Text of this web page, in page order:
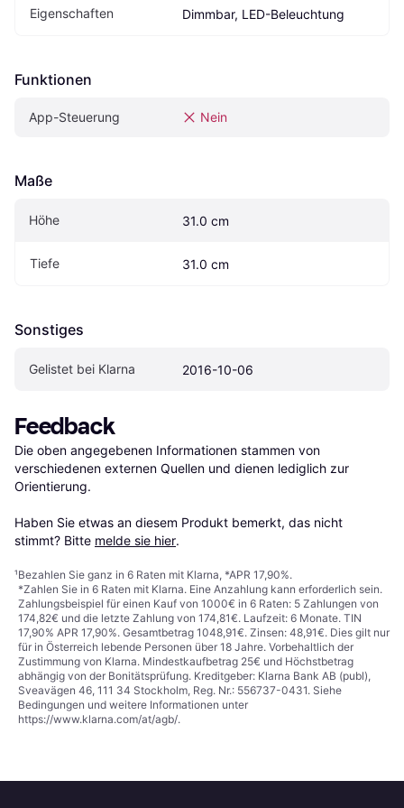
Eigenschaften Dimmbar, LED-Beleuchtung
Funktionen
App-Steuerung Nein
Maße
Höhe 31.0 cm
Tiefe 31.0 cm
Sonstiges
Gelistet bei Klarna 2016-10-06
Feedback
Die oben angegebenen Informationen stammen von
verschiedenen externen Quellen und dienen lediglich zur
Orientierung.
Haben Sie etwas an diesem Produkt bemerkt, das nicht
stimmt? Bitte melde sie hier.
¹Bezahlen Sie ganz in 6 Raten mit Klarna, *APR 17,90%.
*Zahlen Sie in 6 Raten mit Klarna. Eine Anzahlung kann erforderlich sein.
Zahlungsbeispiel für einen Kauf von 1000€ in 6 Raten: 5 Zahlungen von
174,82€ und die letzte Zahlung von 174,81€. Laufzeit: 6 Monate. TIN
17,90% APR 17,90%. Gesamtbetrag 1048,91€. Zinsen: 48,91€. Dies gilt nur
für in Österreich lebende Personen über 18 Jahre. Vorbehaltlich der
Zustimmung von Klarna. Mindestkaufbetrag 25€ und Höchstbetrag
abhängig von der Bonitätsprüfung. Kreditgeber: Klarna Bank AB (publ),
Sveavägen 46, 111 34 Stockholm, Reg. Nr.: 556737-0431. Siehe
Bedingungen und weitere Informationen unter
https://www.klarna.com/at/agb/.